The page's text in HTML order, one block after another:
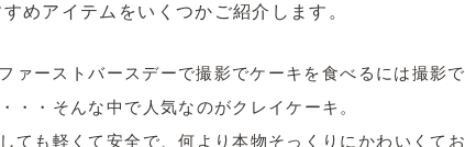
めアイテムをいくつかご紹介します。
ァーストバースデーで撮影でケーキを食べるには撮影で
・・そんな中で人気なのがクレイケーキ。
ても軽くて安全で、何より本物そっくりにかわいくてお